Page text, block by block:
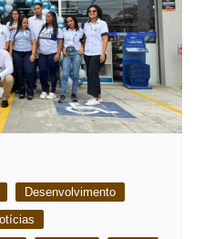
Desenvolvimento